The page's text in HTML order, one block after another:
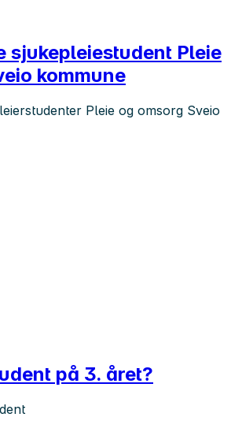
sjukepleiestudent Pleie
kommune
Pleie og omsorg Sveio
på 3. året?